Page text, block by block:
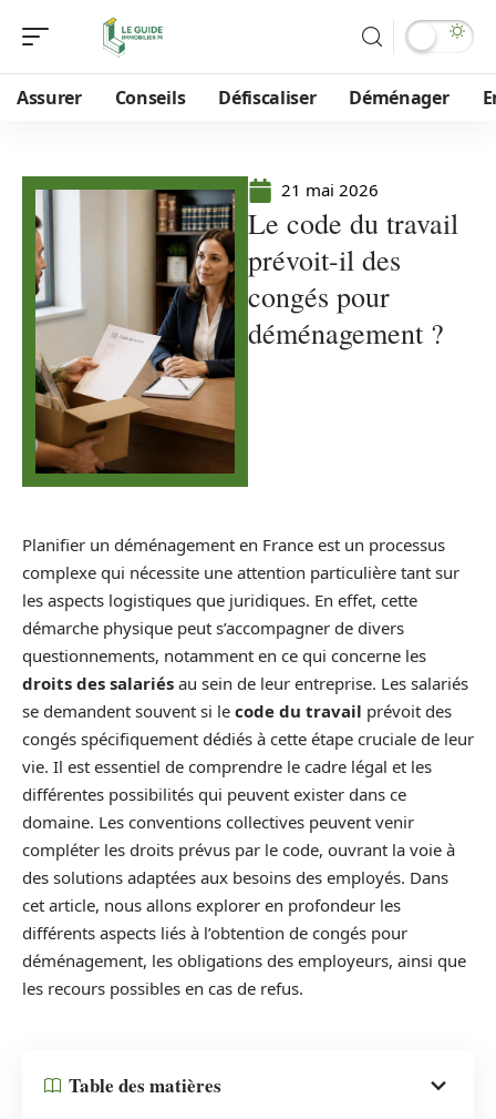
Assurer Conseils Défiscaliser Déménager
21 mai 2026
Le code du travail
prévoit-il des
congés pour
déménagement ?
Planifier un déménagement en France est un processus
complexe qui nécessite une attention particulière tant sur
les aspects logistiques que juridiques. En effet, cette
démarche physique peut s’accompagner de divers
questionnements, notamment en ce qui concerne les
droits des salariés au sein de leur entreprise. Les salariés
se demandent souvent si le code du travail prévoit des
congés spécifiquement dédiés à cette étape cruciale de leur
vie. Il est essentiel de comprendre le cadre légal et les
différentes possibilités qui peuvent exister dans ce
domaine. Les conventions collectives peuvent venir
compléter les droits prévus par le code, ouvrant la voie à
des solutions adaptées aux besoins des employés. Dans
cet article, nous allons explorer en profondeur les
différents aspects liés à l’obtention de congés pour
déménagement, les obligations des employeurs, ainsi que
les recours possibles en cas de refus.
Table des matières